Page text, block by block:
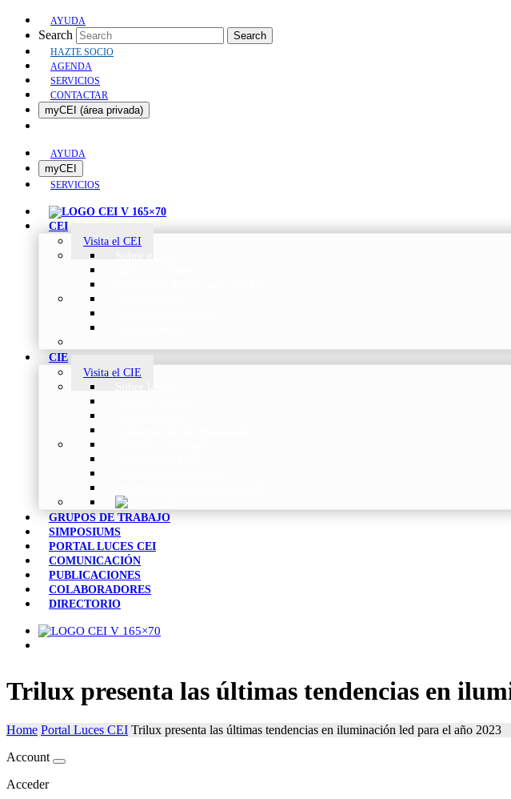
AYUDA
Search Search
HAZTE SOCIO
AGENDA
SERVICIOS
CONTACTAR
myCEI (área privada)
AYUDA
myCEI
SERVICIOS
CEI
Visita el CEI
CIE
Visita el CIE
GRUPOS DE TRABAJO
SIMPOSIUMS
PORTAL LUCES CEI
COMUNICACIÓN
PUBLICACIONES
COLABORADORES
DIRECTORIO
Trilux presenta las últimas tendencias en
Home Portal Luces CEI Trilux presenta las últimas tendencias en iluminación led para el año 2023
Account
Acceder